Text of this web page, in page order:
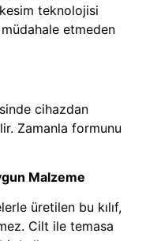
teknolojisi
etmeden
cihazdan
Zamanla formunu
Malzeme
üretilen bu kılıf,
Cilt ile temasa